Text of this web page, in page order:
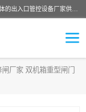
云南实名智科技有限公司是生产、销售、安装为一体的出入口管控设备厂家供应商。主营:电动伸缩门、道闸、广告道闸、重型空降闸、车牌识别、门禁通道、升降柱、岗亭、旗杆等智能设备。主营产品: 电动伸缩门,道闸门禁,车牌识别 生产、销售、安装为一体的出入口管控设备厂家源头供应商。
厂家 双机箱重型闸门